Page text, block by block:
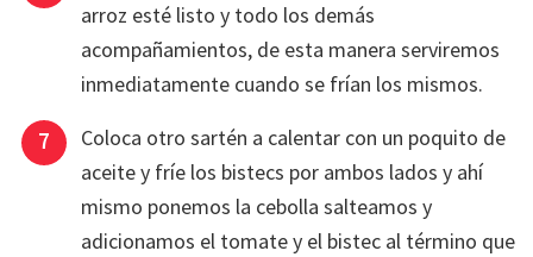
arroz esté listo y todo los demás
acompañamientos, de esta manera serviremos
inmediatamente cuando se frían los mismos.
Coloca otro sartén a calentar con un poquito de
aceite y fríe los bistecs por ambos lados y ahí
mismo ponemos la cebolla salteamos y
adicionamos el tomate y el bistec al término que